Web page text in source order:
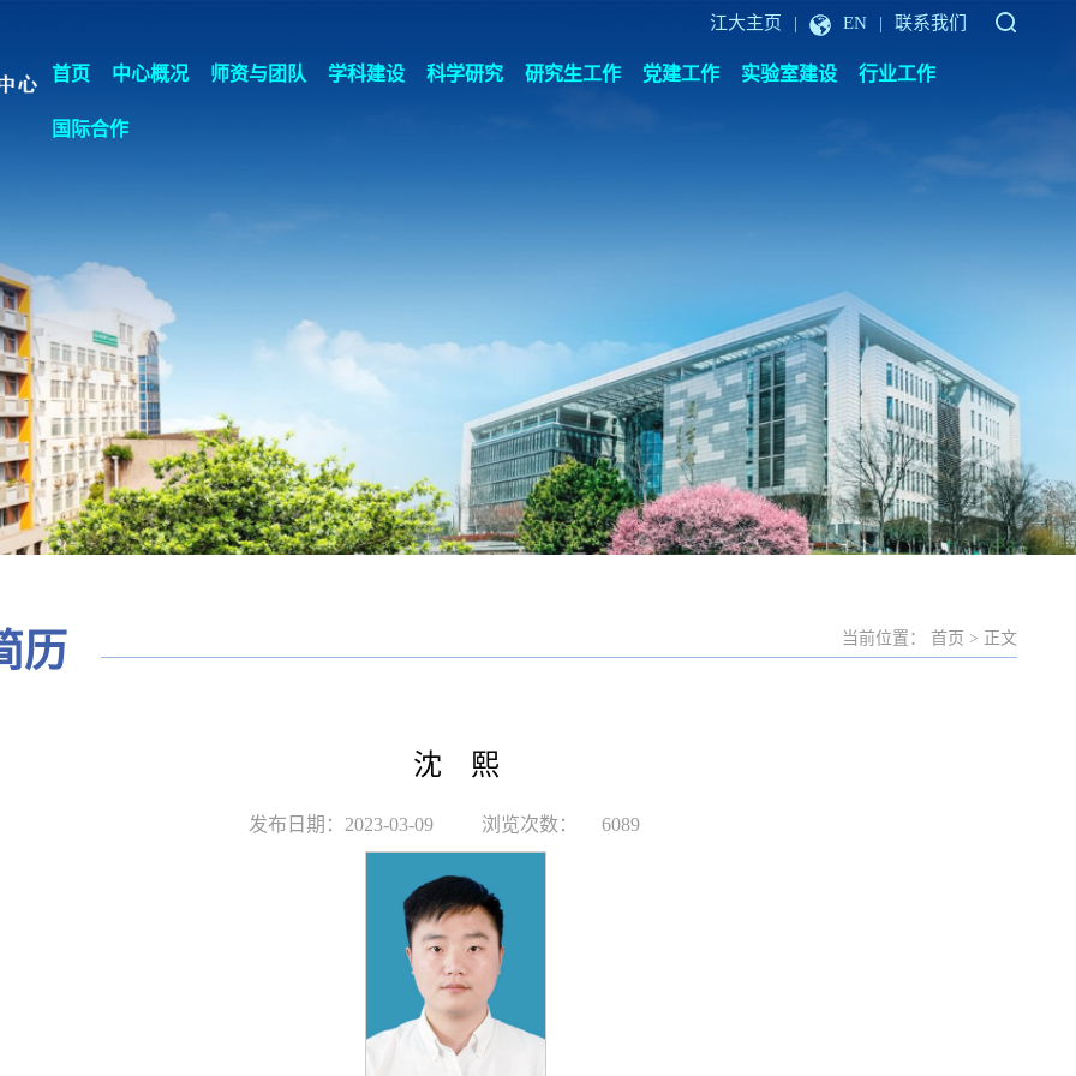
江大主页 EN 联系我们
首页 中心概况 师资与团队 学科建设 科学研究 研究生工作 党建工作 实验室建设 行业工作
国际合作
历 当前位置： 首页 > 正文
沈 熙
发布日期：2023-03-09 浏览次数： 6089